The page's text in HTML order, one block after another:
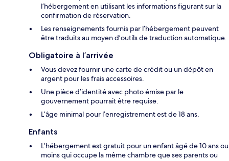
l’hébergement en utilisant les informations figurant sur la
confirmation de réservation.
Les renseignements fournis par l’hébergement peuvent
être traduits au moyen d’outils de traduction automatique.
Obligatoire à l’arrivée
Vous devez fournir une carte de crédit ou un dépôt en
argent pour les frais accessoires.
Une pièce d’identité avec photo émise par le
gouvernement pourrait être requise.
L’âge minimal pour l’enregistrement est de 18 ans.
Enfants
L’hébergement est gratuit pour un enfant âgé de 10 ans ou
moins qui occupe la même chambre que ses parents ou